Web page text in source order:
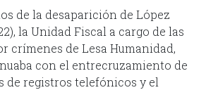
de la desaparición de López
la Unidad Fiscal a cargo de las
crímenes de Lesa Humanidad,
con el entrecruzamiento de
de registros telefónicos y el